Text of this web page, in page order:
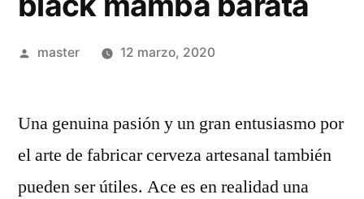
Publicado
master 12 marzo, 2020
Una genuina pasión y un gran entusiasmo por
el arte de fabricar cerveza artesanal también
pueden ser útiles. Ace es en realidad una